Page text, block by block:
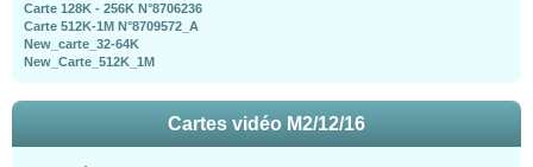
Carte 128K - 256K N°8706236
Carte 512K-1M N°8709572_A
New_carte_32-64K
New_Carte_512K_1M
Cartes vidéo M2/12/16